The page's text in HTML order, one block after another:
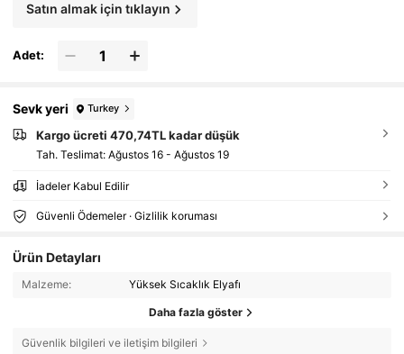
Satın almak için tıklayın
Adet:
Sevk yeri Turkey
Kargo ücreti 470,74TL kadar düşük
Tah. Teslimat: Ağustos 16 - Ağustos 19
İadeler Kabul Edilir
Güvenli Ödemeler · Gizlilik koruması
Ürün Detayları
Malzeme: Yüksek Sıcaklık Elyafı
Daha fazla göster
Güvenlik bilgileri ve iletişim bilgileri